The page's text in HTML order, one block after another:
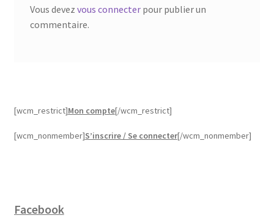
Vous devez vous connecterpour publier un
commentaire.
[wcm_restrict]Mon compte[/wcm_restrict]
[wcm_nonmember]S’inscrire / Se connecter[/wcm_nonmember]
Facebook